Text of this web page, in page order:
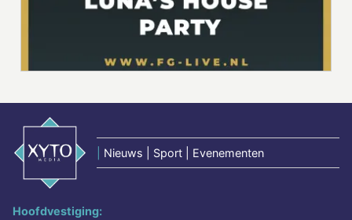
Nieuws | Sport | Evenementen
Hoofdvestiging: